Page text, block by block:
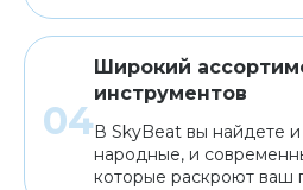
Широкий
инструментов
В SkyBeat вы найдете и
народные, и
которые раскроют ваш